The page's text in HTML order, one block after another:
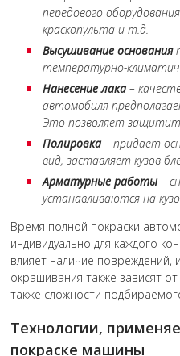
передового
краскопульта и т.д.
Высушивание основания
температурно-
Нанесение лака–
автомобиля
Это позволяет
Полировка– придает
вид, заставляет кузов
Арматурные работы–
устанавливаются на
Время полной покраски
индивидуально для каждого
влияет наличие повреждений,
окрашивания также зависят
также сложности
Технологии,
покраске машины